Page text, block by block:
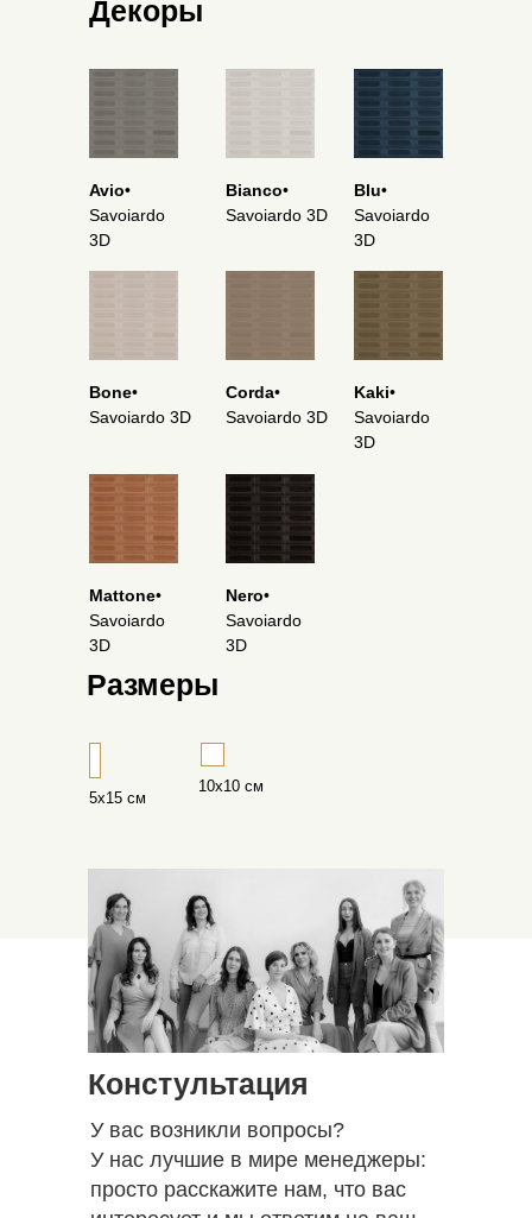
Декоры
Avio•
Savoiardo
3D
Bianco•
Savoiardo 3D
Blu•
Savoiardo
3D
Bone•
Savoiardo 3D
Corda•
Savoiardo 3D
Kaki•
Savoiardo
3D
Mattone•
Savoiardo
3D
Nero•
Savoiardo
3D
10х10 см
5х15 см
Размеры
Констультация
У вас возникли вопросы?
У нас лучшие в мире менеджеры:
просто расскажите нам, что вас